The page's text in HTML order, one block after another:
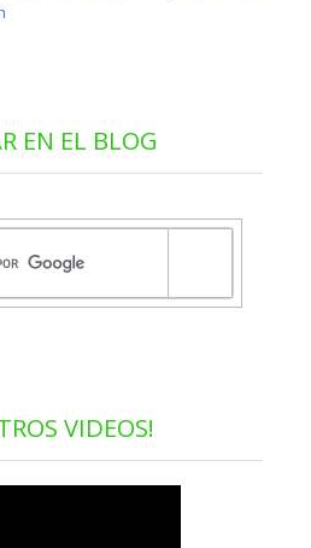
EN EL BLOG
VIDEOS!